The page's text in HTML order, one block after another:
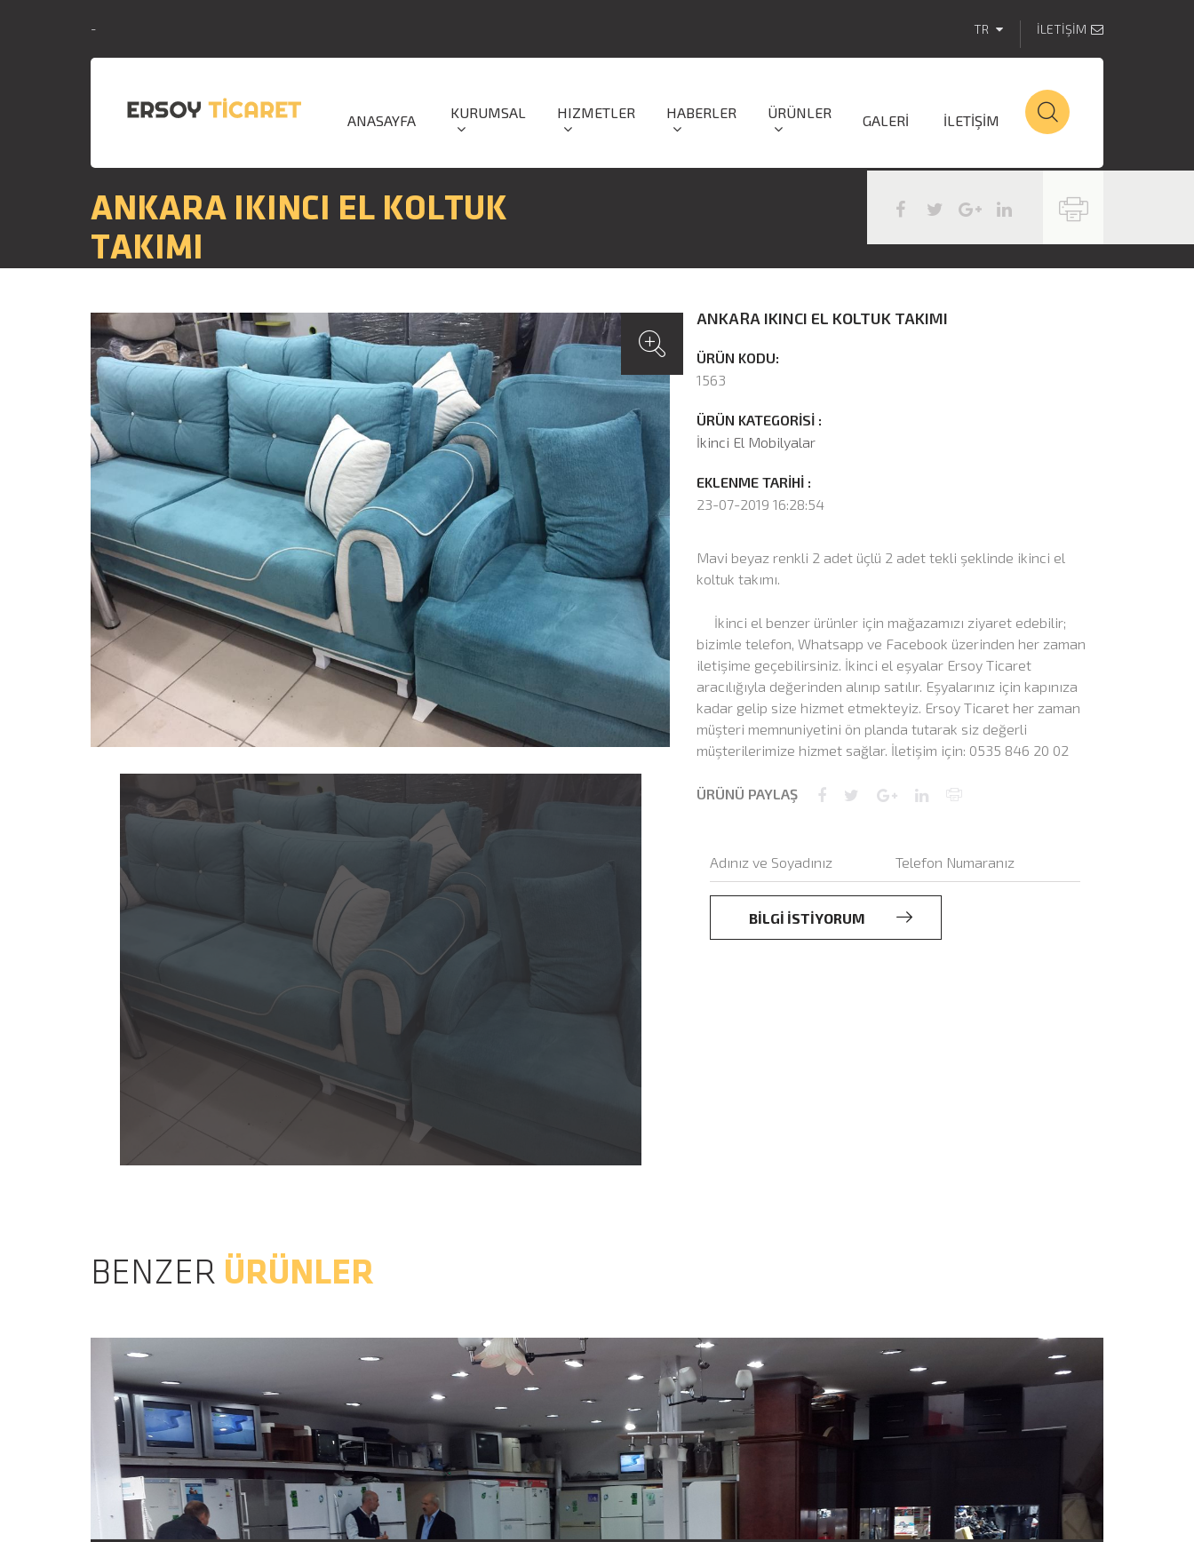
- TR İLETİŞİM
ANASAYFA KURUMSAL HIZMETLER HABERLER ÜRÜNLER GALERİ İLETİŞİM
ANKARA IKINCI EL KOLTUK
TAKIMI
ANKARA IKINCI EL KOLTUK TAKIMI
ÜRÜN KODU:
1563
ÜRÜN KATEGORİSİ :
İkinci El Mobilyalar
EKLENME TARİHİ :
23-07-2019 16:28:54
Mavi beyaz renkli 2 adet üçlü 2 adet tekli şeklinde ikinci el
koltuk takımı.
İkinci el benzer ürünler için mağazamızı ziyaret edebilir;
bizimle telefon, Whatsapp ve Facebook üzerinden her zaman
iletişime geçebilirsiniz. İkinci el eşyalar Ersoy Ticaret
aracılığıyla değerinden alınıp satılır. Eşyalarınız için kapınıza
kadar gelip size hizmet etmekteyiz. Ersoy Ticaret her zaman
müşteri memnuniyetini ön planda tutarak siz değerli
müşterilerimize hizmet sağlar. İletişim için: 0535 846 20 02
ÜRÜNÜ PAYLAŞ
BİLGİ İSTİYORUM
BENZER ÜRÜNLER